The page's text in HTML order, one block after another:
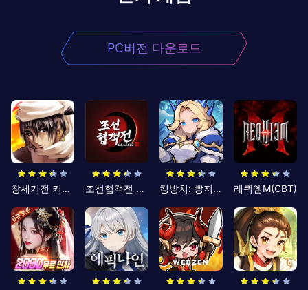
PC버전 다운로드
창세기전 키우기 조선협객전 클래식 킹방치: 빵지의 제왕 레퀴엠M(CBT)